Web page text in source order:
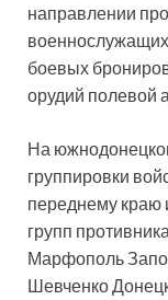
направлении
боевых
орудий полевой
На
группировки
переднему краю
групп
Марфополь
Шевченко